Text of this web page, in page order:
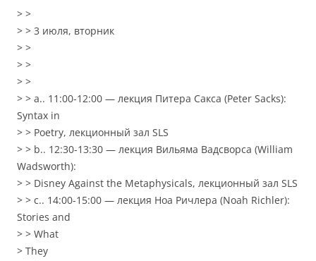
> >
> > 3 июля, вторник
> >
> >
> >
> > a.. 11:00-12:00 — лекция Питера Сакса (Peter Sacks):
Syntax in
> > Poetry, лекционный зал SLS
> > b.. 12:30-13:30 — лекция Вильяма Вадсворса (William
Wadsworth):
> > Disney Against the Metaphysicals, лекционный зал SLS
> > c.. 14:00-15:00 — лекция Ноа Ричлера (Noah Richler):
Stories and
> > What
> They